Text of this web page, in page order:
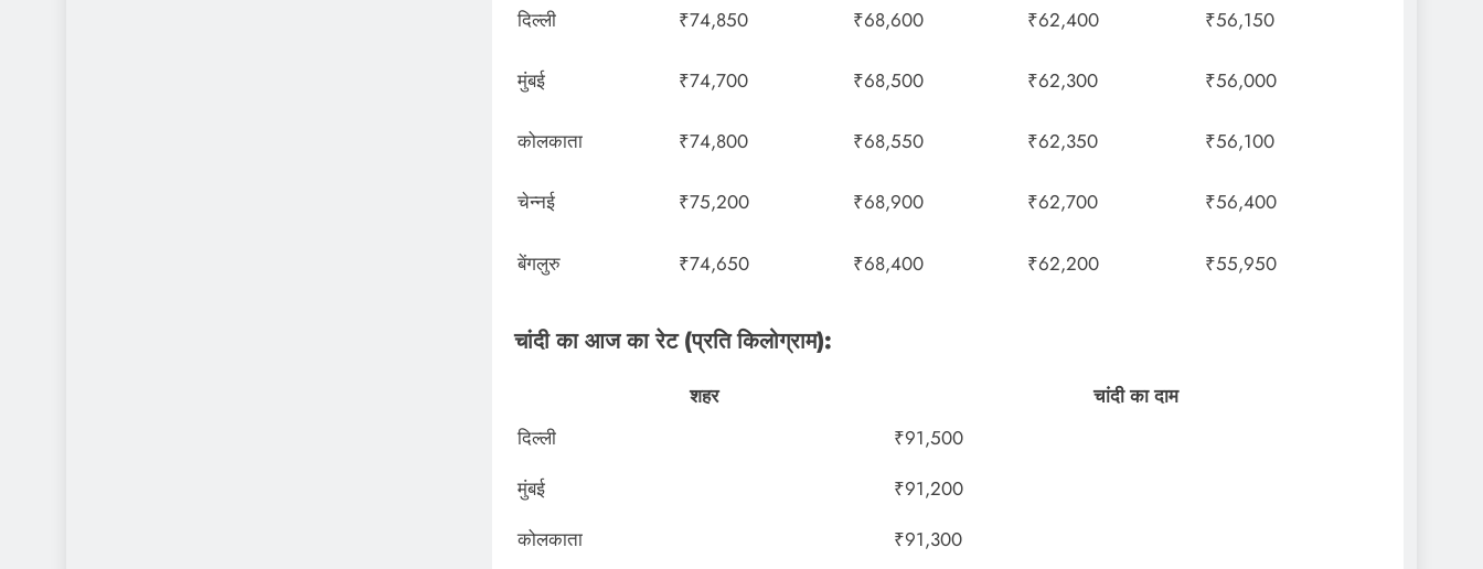
दिल्ली
₹74,850 ₹68,600 ₹62,400 ₹56,150
मुंबई ₹74,700 ₹68,500 ₹62,300 ₹56,000
कोलकाता ₹74,800 ₹68,550 ₹62,350 ₹56,100
चेन्नई ₹75,200 ₹68,900 ₹62,700 ₹56,400
बेंगलुरु ₹74,650 ₹68,400 ₹62,200 ₹55,950
चांदी का आज का रेट (प्रति किलोग्राम):
शहर
चांदी का दाम
दिल्ली
₹91,500
मुंबई
₹91,200
कोलकाता
₹91,300